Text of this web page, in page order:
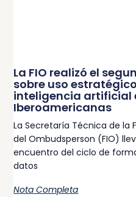
La FIO realizó el
sobre uso
inteligencia artificial
Iberoamericanas
La Secretaría Técnica de la
del Ombudsperson (FIO)
encuentro del ciclo de
datos
Nota Completa